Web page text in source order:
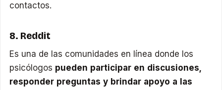
contactos.
8. Reddit
Es una de las comunidades en línea donde los
psicólogos pueden participar en discusiones,
responder preguntas y brindar apoyo a las